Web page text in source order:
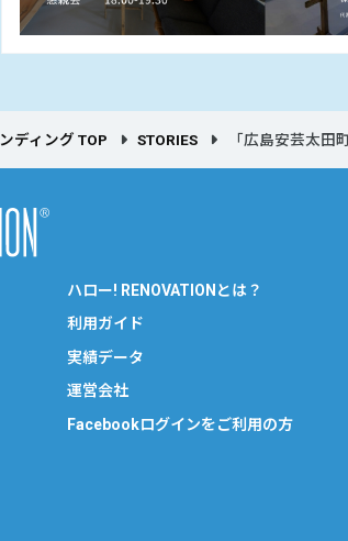
ディング TOP STORIES 「広島安芸太田
ハロー! RENOVATIONとは？
利用ガイド
実績データ
運営会社
Facebookログインをご利用の方